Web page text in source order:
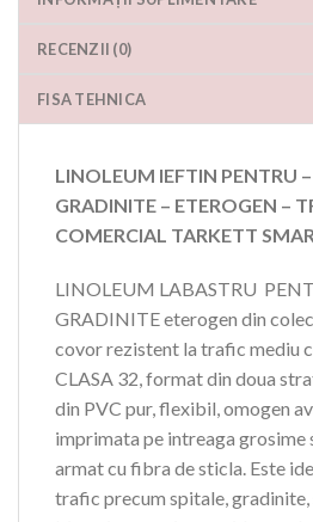
RECENZII (0)
FISA TEHNICA
LINOLEUM IEFTIN PENTRU
GRADINITE – ETEROGEN –
COMERCIAL TARKETT
LINOLEUM LABASTRU
GRADINITE eterogen din
covor rezistent la trafic mediu
CLASA 32, format din doua
din PVC pur, flexibil, omogen
imprimata pe intreaga grosime
armat cu fibra de sticla. Este
trafic precum spitale,